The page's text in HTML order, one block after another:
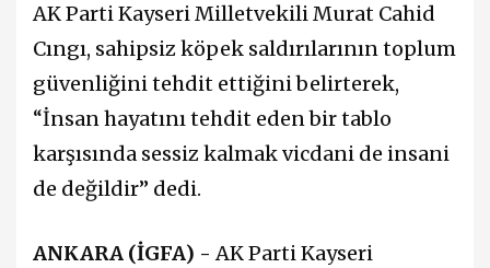
AK Parti Kayseri Milletvekili Murat Cahid
Cıngı, sahipsiz köpek saldırılarının toplum
güvenliğini tehdit ettiğini belirterek,
“İnsan hayatını tehdit eden bir tablo
karşısında sessiz kalmak vicdani de insani
de değildir” dedi.
ANKARA (İGFA) - AK Parti Kayseri